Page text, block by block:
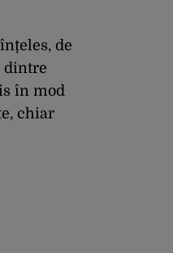
de
dintre
în mod
chiar